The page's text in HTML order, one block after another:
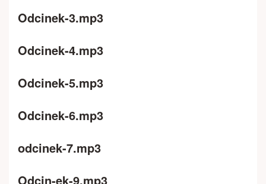
Odcinek-3.mp3
Odcinek-4.mp3
Odcinek-5.mp3
Odcinek-6.mp3
odcinek-7.mp3
Odcin-ek-9.mp3